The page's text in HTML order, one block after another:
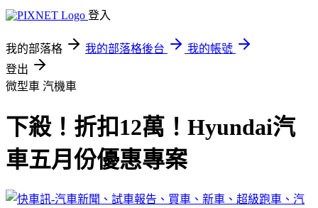
登入
我的部落格 我的部落格後台
我的帳號
登出
微型車 汽機車
下殺！折扣12萬！Hyundai汽
車五月份優惠專案